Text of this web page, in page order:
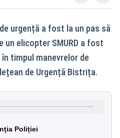
urgență a fost la un pas să
un elicopter SMURD a fost
timpul manevrelor de
de Urgență Bistrița.
Poliției